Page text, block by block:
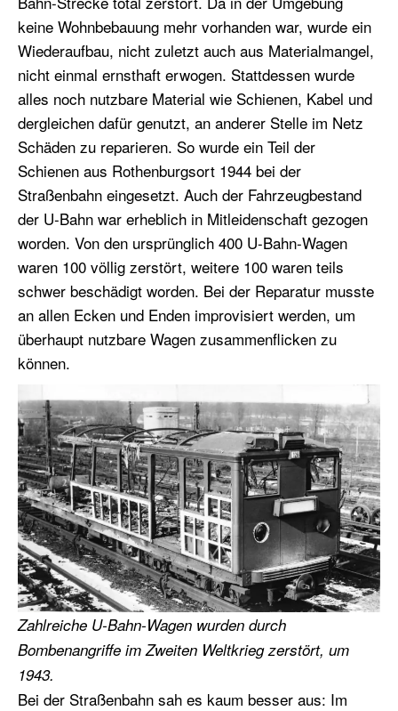
keine Wohnbebauung mehr vorhanden war, wurde ein
Wiederaufbau, nicht zuletzt auch aus Materialmangel,
nicht einmal ernsthaft erwogen. Stattdessen wurde
alles noch nutzbare Material wie Schienen, Kabel und
dergleichen dafür genutzt, an anderer Stelle im Netz
Schäden zu reparieren. So wurde ein Teil der
Schienen aus Rothenburgsort 1944 bei der
Straßenbahn eingesetzt. Auch der Fahrzeugbestand
der U-Bahn war erheblich in Mitleidenschaft gezogen
worden. Von den ursprünglich 400 U-Bahn-Wagen
waren 100 völlig zerstört, weitere 100 waren teils
schwer beschädigt worden. Bei der Reparatur musste
an allen Ecken und Enden improvisiert werden, um
überhaupt nutzbare Wagen zusammenflicken zu
können.
Zahlreiche U-Bahn-Wagen wurden durch
Bombenangriffe im Zweiten Weltkrieg zerstört, um
1943.
Bei der Straßenbahn sah es kaum besser aus: Im